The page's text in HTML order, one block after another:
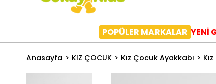
POPÜLER MARKALAR YENİ
Anasayfa KIZ ÇOCUK Kız Çocuk Ayakkabı